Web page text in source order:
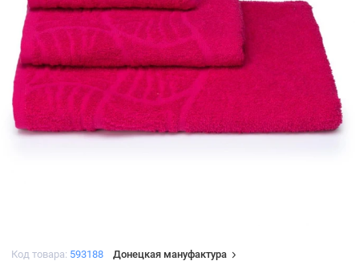
Код товара: 593188 Донецкая мануфактура